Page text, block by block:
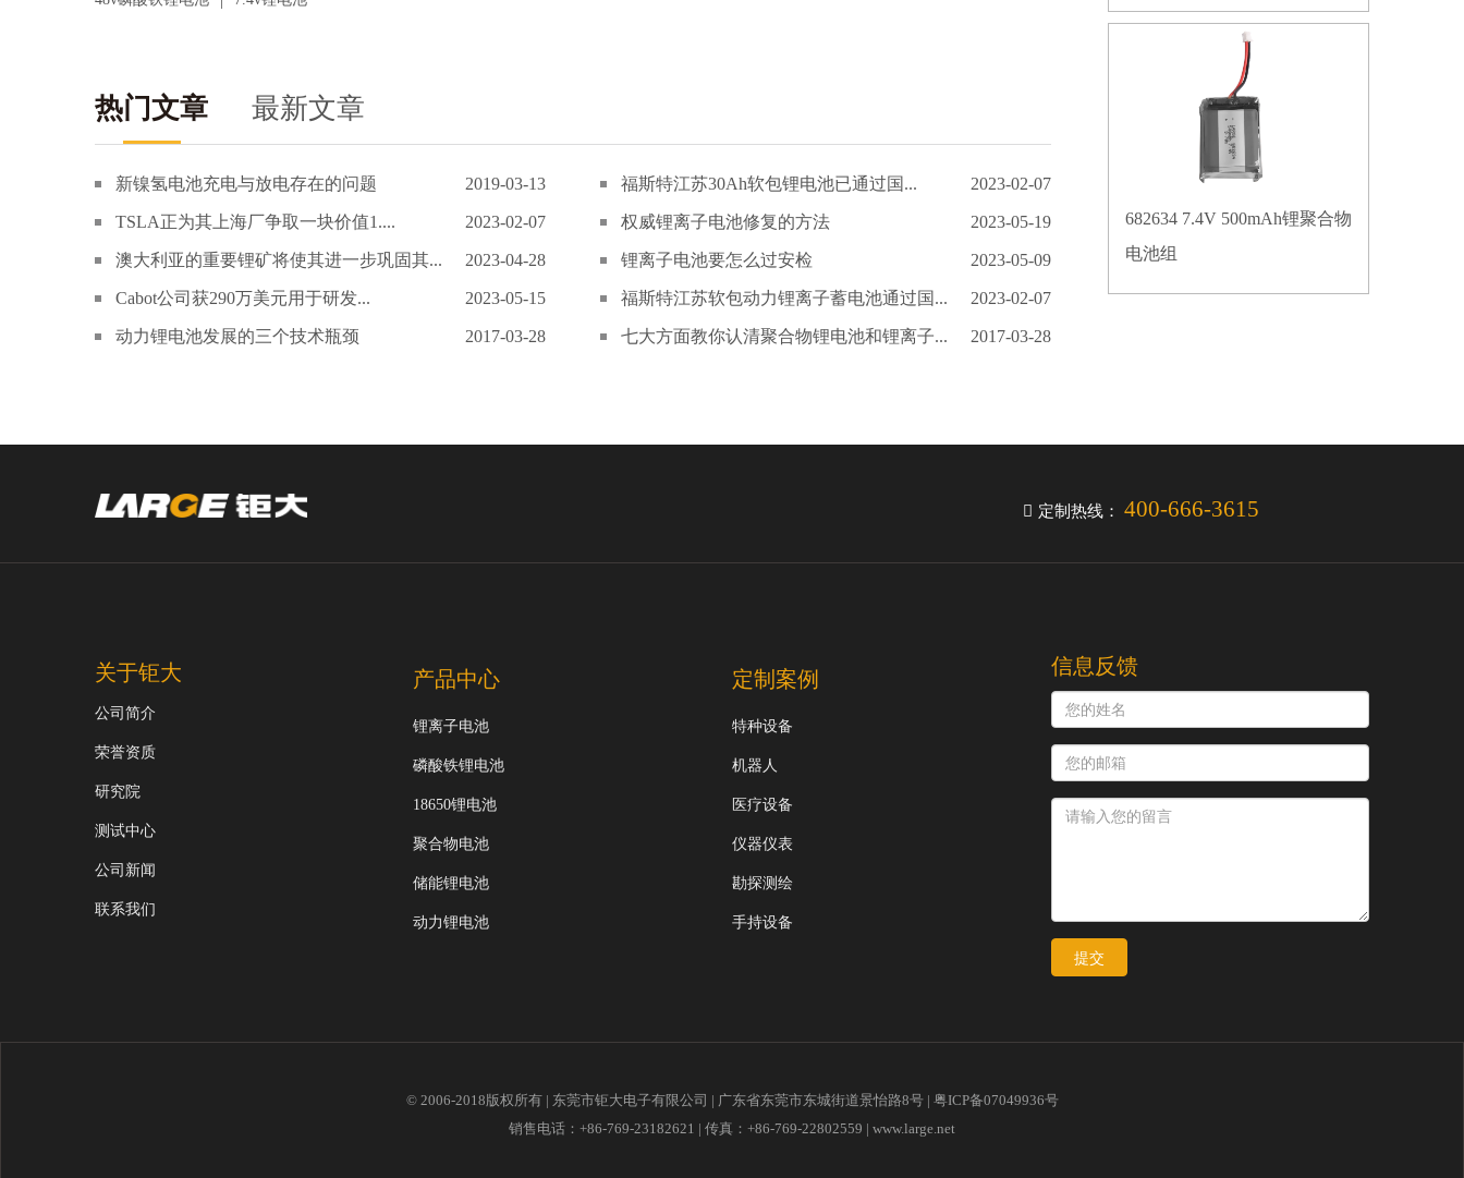
热门文章 最新文章
新镍氢电池充电与放电存在的问题 2019-03-13 福斯特江苏30Ah软包锂电池已通过国... 2023-02-07
TSLA正为其上海厂争取一块价值1.... 2023-02-07 权威锂离子电池修复的方法 2023-05-19
澳大利亚的重要锂矿将使其进一步巩固其... 2023-04-28 锂离子电池要怎么过安检 2023-05-09
Cabot公司获290万美元用于研发... 2023-05-15 福斯特江苏软包动力锂离子蓄电池通过国... 2023-02-07
动力锂电池发展的三个技术瓶颈 2017-03-28 七大方面教你认清聚合物锂电池和锂离子... 2017-03-28
682634 7.4V 500mAh锂聚合物
电池组
定制热线： 400-666-3615
关于钜大
公司简介
荣誉资质
研究院
测试中心
公司新闻
联系我们
产品中心
锂离子电池
磷酸铁锂电池
18650锂电池
聚合物电池
储能锂电池
动力锂电池
定制案例
特种设备
机器人
医疗设备
仪器仪表
勘探测绘
手持设备
信息反馈
提交
© 2006-2018版权所有 | 东莞市钜大电子有限公司 | 广东省东莞市东城街道景怡路8号 | 粤ICP备07049936号
销售电话：+86-769-23182621 | 传真：+86-769-22802559 | www.large.net